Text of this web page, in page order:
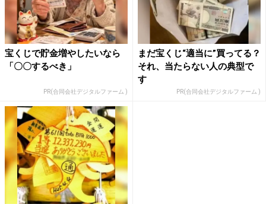
宝くじで貯金増やしたいなら
「〇〇するべき」
PR(合同会社デジタルファーム )
まだ宝くじ“適当に”買ってる？
それ、当たらない人の典型で
す
PR(合同会社デジタルファーム )